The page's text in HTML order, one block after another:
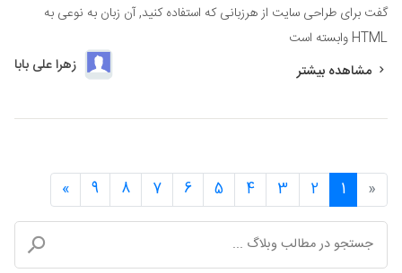
گفت برای طراحی سايت از هرزبانی که استفاده کنيد, آن زبان به نوعی به
HTML وابسته است
مشاهده بیشتر
زهرا علی بابا
«
1
2
3
4
5
6
7
8
9
»